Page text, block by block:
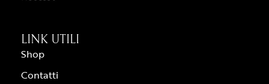
LINK UTILI
Shop
Contatti